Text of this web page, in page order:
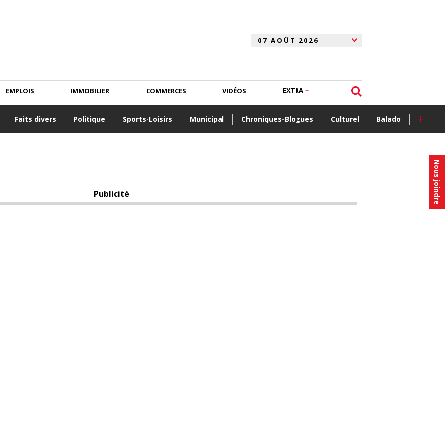
Nous joindre
Faits divers Politique Sports-Loisirs Municipal Chroniques-Blogues Culturel Balado +
EMPLOIS IMMOBILIER COMMERCES VIDÉOS EXTRA
Publicité